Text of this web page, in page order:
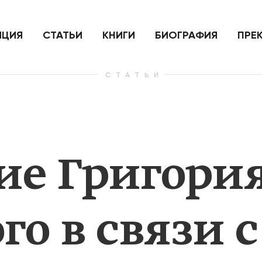
нанесенный по самим себе
СТАТЬИ КНИГИ БИОГРАФИЯ
СТАТЬИ
в связи